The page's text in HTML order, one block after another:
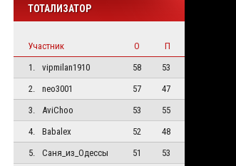
ТОТАЛИЗАТОР
Участник О
П
1.
vipmilan1910 58
53
2.
neo3001 57
47
3.
AviChoo 53
55
4.
Babalex 52
48
5.
Саня_из_Одессы 51 53